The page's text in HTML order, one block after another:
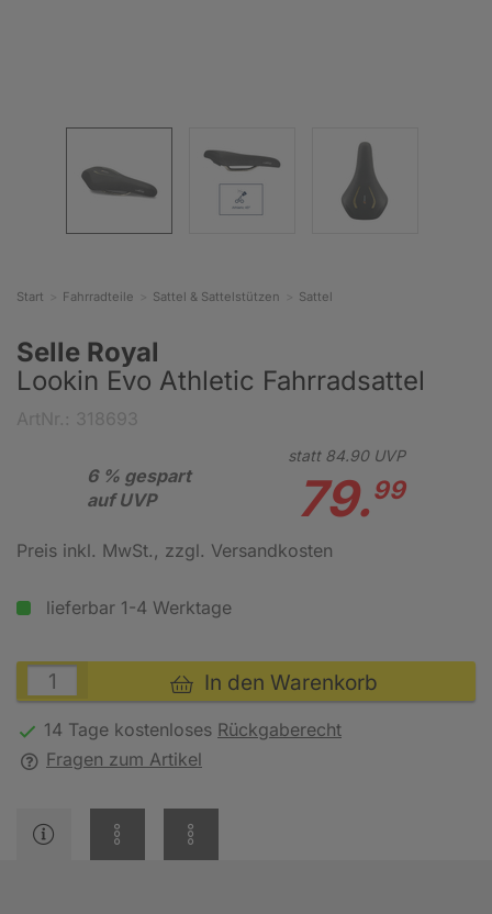
Start Fahrradteile Sattel & Sattelstützen Sattel
Selle Royal
Lookin Evo Athletic Fahrradsattel
6 % gespart
auf UVP
statt 84.90UVP
79.99
Preis inkl. MwSt., zzgl. Versandkosten
lieferbar 1-4 Werktage
In den Warenkorb
14 Tage kostenloses Rückgaberecht
Fragen zum Artikel